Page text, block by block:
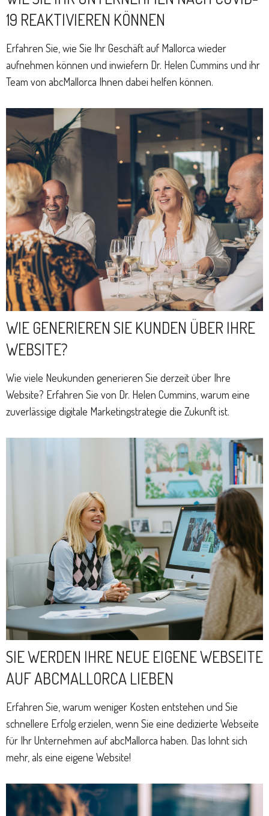
19 REAKTIVIEREN KÖNNEN
Erfahren Sie, wie Sie Ihr Geschäft auf Mallorca wieder
aufnehmen können und inwiefern Dr. Helen Cummins und ihr
Team von abcMallorca Ihnen dabei helfen können.
WIE GENERIEREN SIE KUNDEN ÜBER IHRE
WEBSITE?
Wie viele Neukunden generieren Sie derzeit über Ihre
Website? Erfahren Sie von Dr. Helen Cummins, warum eine
zuverlässige digitale Marketingstrategie die Zukunft ist.
SIE WERDEN IHRE NEUE EIGENE WEBSEITE
AUF ABCMALLORCA LIEBEN
Erfahren Sie, warum weniger Kosten entstehen und Sie
schnellere Erfolg erzielen, wenn Sie eine dedizierte Webseite
für Ihr Unternehmen auf abcMallorca haben. Das lohnt sich
mehr, als eine eigene Website!